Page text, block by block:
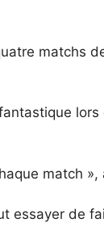
matchs
lors
match
essayer de